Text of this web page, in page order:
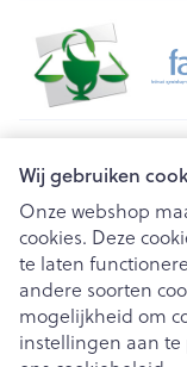
Wij gebruiken
Onze webshop
cookies. Deze
te laten
andere soorten
mogelijkheid om
instellingen aan
Juridische links